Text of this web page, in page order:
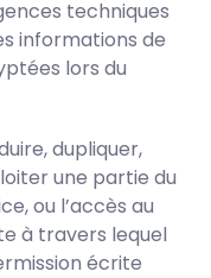
techniques
informations de
lors du
dupliquer,
une partie du
ou l’accès au
à travers lequel
écrite